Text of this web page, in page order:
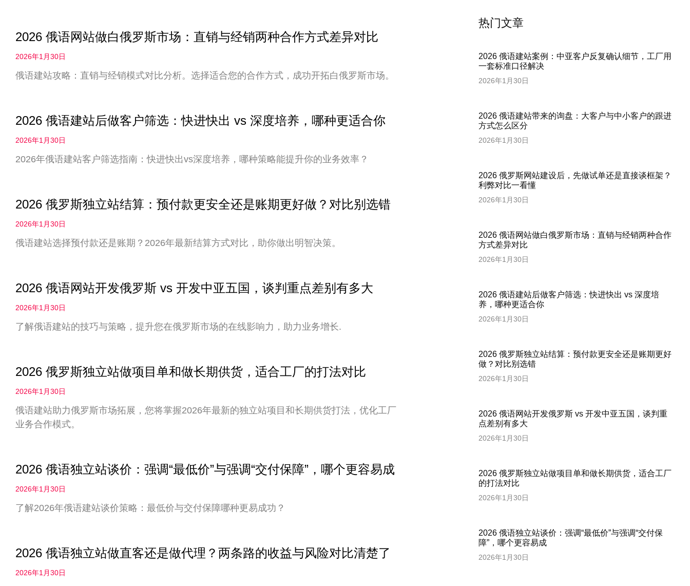
2026 俄语网站做白俄罗斯市场：直销与经销两种合作方式差异对比
2026年1月30日
俄语建站攻略：直销与经销模式对比分析。选择适合您的合作方式，成功开拓白俄罗斯市场。
2026 俄语建站后做客户筛选：快进快出 vs 深度培养，哪种更适合你
2026年1月30日
2026年俄语建站客户筛选指南：快进快出vs深度培养，哪种策略能提升你的业务效率？
2026 俄罗斯独立站结算：预付款更安全还是账期更好做？对比别选错
2026年1月30日
俄语建站选择预付款还是账期？2026年最新结算方式对比，助你做出明智决策。
2026 俄语网站开发俄罗斯 vs 开发中亚五国，谈判重点差别有多大
2026年1月30日
了解俄语建站的技巧与策略，提升您在俄罗斯市场的在线影响力，助力业务增长.
2026 俄罗斯独立站做项目单和做长期供货，适合工厂的打法对比
2026年1月30日
俄语建站助力俄罗斯市场拓展，您将掌握2026年最新的独立站项目和长期供货打法，优化工厂
业务合作模式。
2026 俄语独立站谈价：强调“最低价”与强调“交付保障”，哪个更容易成
2026年1月30日
了解2026年俄语建站谈价策略：最低价与交付保障哪种更易成功？
2026 俄语独立站做直客还是做代理？两条路的收益与风险对比清楚了
2026年1月30日
热门文章
2026 俄语建站案例：中亚客户反复确认细节，工厂用
一套标准口径解决
2026年1月30日
2026 俄语建站带来的询盘：大客户与中小客户的跟进
方式怎么区分
2026年1月30日
2026 俄罗斯网站建设后，先做试单还是直接谈框架？
利弊对比一看懂
2026年1月30日
2026 俄语网站做白俄罗斯市场：直销与经销两种合作
方式差异对比
2026年1月30日
2026 俄语建站后做客户筛选：快进快出 vs 深度培
养，哪种更适合你
2026年1月30日
2026 俄罗斯独立站结算：预付款更安全还是账期更好
做？对比别选错
2026年1月30日
2026 俄语网站开发俄罗斯 vs 开发中亚五国，谈判重
点差别有多大
2026年1月30日
2026 俄罗斯独立站做项目单和做长期供货，适合工厂
的打法对比
2026年1月30日
2026 俄语独立站谈价：强调“最低价”与强调“交付保
障”，哪个更容易成
2026年1月30日